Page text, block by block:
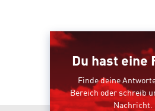
Du hast eine
Finde deine
Bereich oder schreib
Nachricht.